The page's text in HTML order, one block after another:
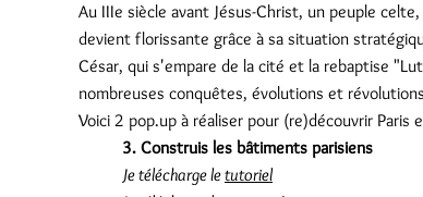
Au IIIe siècle avant Jésus-Christ, un peuple
devient florissante grâce à sa situation
César, qui s'empare de la cité et la rebaptise
nombreuses conquêtes, évolutions et
Voici 2 pop.up à réaliser pour (re)découvrir Paris
3. Construis les bâtiments parisiens
Je télécharge letutoriel